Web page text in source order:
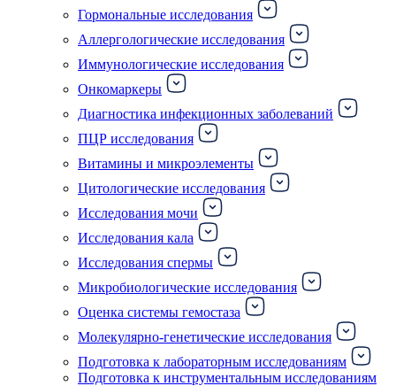
Гормональные исследования
Аллергологические исследования
Иммунологические исследования
Онкомаркеры
Диагностика инфекционных заболеваний
ПЦР исследования
Витамины и микроэлементы
Цитологические исследования
Исследования мочи
Исследования кала
Исследования спермы
Микробиологические исследования
Оценка системы гемостаза
Молекулярно-генетические исследования
Подготовка к лабораторным исследованиям
Подготовка к инструментальным исследованиям